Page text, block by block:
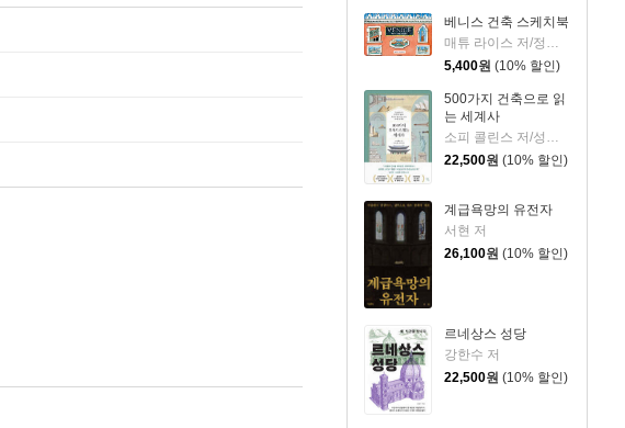
베니스 건축 스케치북
매튜 라이스 저/정상희 역
5,400원 (10% 할인)
500가지 건축으로 읽
는 세계사
소피 콜린스 저/성소희 역
22,500원 (10% 할인)
계급욕망의 유전자
서현 저
26,100원 (10% 할인)
르네상스 성당
강한수 저
22,500원 (10% 할인)